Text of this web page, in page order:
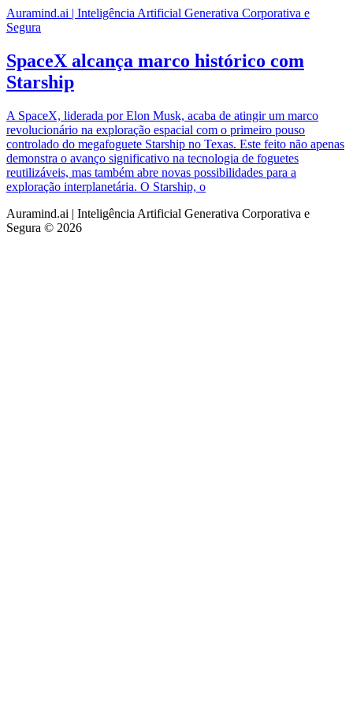
Auramind.ai | Inteligência Artificial Generativa Corporativa e
Segura
SpaceX alcança marco histórico com
Starship
A SpaceX, liderada por Elon Musk, acaba de atingir um marco
revolucionário na exploração espacial com o primeiro pouso
controlado do megafoguete Starship no Texas. Este feito não apenas
demonstra o avanço significativo na tecnologia de foguetes
reutilizáveis, mas também abre novas possibilidades para a
exploração interplanetária. O Starship, o
Auramind.ai | Inteligência Artificial Generativa Corporativa e
Segura © 2026